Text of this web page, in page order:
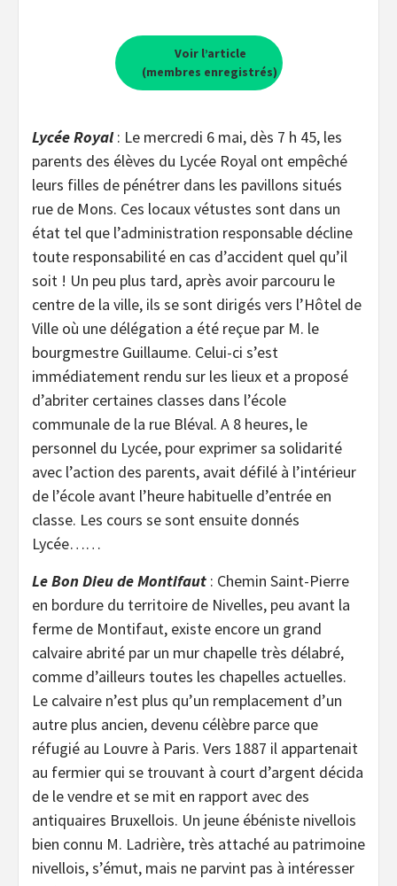
Voir l’article
(membres enregistrés)
Lycée Royal: Le mercredi 6 mai, dès 7 h 45, les
parents des élèves du Lycée Royal ont empêché
leurs filles de pénétrer dans les pavillons situés
rue de Mons. Ces locaux vétustes sont dans un
état tel que l’administration responsable décline
toute responsabilité en cas d’accident quel qu’il
soit ! Un peu plus tard, après avoir parcouru le
centre de la ville, ils se sont dirigés vers l’Hôtel de
Ville où une délégation a été reçue par M. le
bourgmestre Guillaume. Celui-ci s’est
immédiatement rendu sur les lieux et a proposé
d’abriter certaines classes dans l’école
communale de la rue Bléval. A 8 heures, le
personnel du Lycée, pour exprimer sa solidarité
avec l’action des parents, avait défilé à l’intérieur
de l’école avant l’heure habituelle d’entrée en
classe. Les cours se sont ensuite donnés
Lycée……
Le Bon Dieu de Montifaut : Chemin Saint-Pierre
en bordure du territoire de Nivelles, peu avant la
ferme de Montifaut, existe encore un grand
calvaire abrité par un mur chapelle très délabré,
comme d’ailleurs toutes les chapelles actuelles.
Le calvaire n’est plus qu’un remplacement d’un
autre plus ancien, devenu célèbre parce que
réfugié au Louvre à Paris. Vers 1887 il appartenait
au fermier qui se trouvant à court d’argent décida
de le vendre et se mit en rapport avec des
antiquaires Bruxellois. Un jeune ébéniste nivellois
bien connu M. Ladrière, très attaché au patrimoine
nivellois, s’émut, mais ne parvint pas à intéresser